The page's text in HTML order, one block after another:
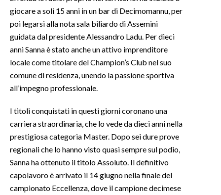
NOTIZIE
#CARAUNIONE
3 MINUTI CON
INSULARITÀ
INFO AZIENDE
ABBONATI
NECROLOGI
PUBBLICITÀ
SPIAGGE
giocare a soli 15 anni in un bar di Decimomannu, per
poi legarsi alla nota sala biliardo di Assemini
guidata dal presidente Alessandro Ladu. Per dieci
anni Sanna è stato anche un attivo imprenditore
locale come titolare del Champion’s Club nel suo
comune di residenza, unendo la passione sportiva
all’impegno professionale.
I titoli conquistati in questi giorni coronano una
carriera straordinaria, che lo vede da dieci anni nella
prestigiosa categoria Master. Dopo sei dure prove
regionali che lo hanno visto quasi sempre sul podio,
Sanna ha ottenuto il titolo Assoluto. Il definitivo
capolavoro è arrivato il 14 giugno nella finale del
campionato Eccellenza, dove il campione decimese